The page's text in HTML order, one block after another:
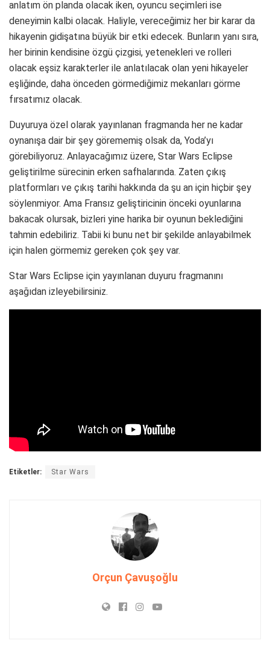
anlatım ön planda olacak iken, oyuncu seçimleri ise
deneyimin kalbi olacak. Haliyle, vereceğimiz her bir karar da
hikayenin gidişatına büyük bir etki edecek. Bunların yanı sıra,
her birinin kendisine özgü çizgisi, yetenekleri ve rolleri
olacak eşsiz karakterler ile anlatılacak olan yeni hikayeler
eşliğinde, daha önceden görmediğimiz mekanları görme
fırsatımız olacak.
Duyuruya özel olarak yayınlanan fragmanda her ne kadar
oynanışa dair bir şey görememiş olsak da, Yoda’yı
görebiliyoruz. Anlayacağımız üzere, Star Wars Eclipse
geliştirilme sürecinin erken safhalarında. Zaten çıkış
platformları ve çıkış tarihi hakkında da şu an için hiçbir şey
söylenmiyor. Ama Fransız geliştiricinin önceki oyunlarına
bakacak olursak, bizleri yine harika bir oyunun beklediğini
tahmin edebiliriz. Tabii ki bunu net bir şekilde anlayabilmek
için halen görmemiz gereken çok şey var.
Star Wars Eclipse için yayınlanan duyuru fragmanını
aşağıdan izleyebilirsiniz.
Etiketler: Star Wars
Orçun Çavuşoğlu